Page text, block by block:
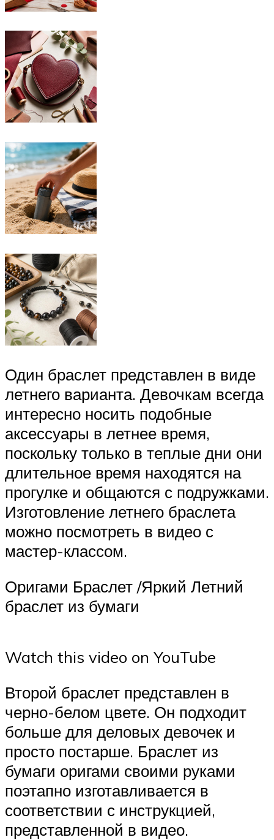
Один браслет представлен в виде
летнего варианта. Девочкам всегда
интересно носить подобные
аксессуары в летнее время,
поскольку только в теплые дни они
длительное время находятся на
прогулке и общаются с подружками.
Изготовление летнего браслета
можно посмотреть в видео с
мастер-классом.
Оригами Браслет /Яркий Летний
браслет из бумаги
Watch this video on YouTube
Второй браслет представлен в
черно-белом цвете. Он подходит
больше для деловых девочек и
просто постарше. Браслет из
бумаги оригами своими руками
поэтапно изготавливается в
соответствии с инструкцией,
представленной в видео.